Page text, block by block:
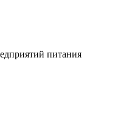
питания